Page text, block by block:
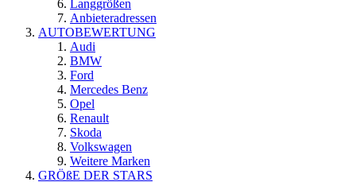
Langgrößen
Anbieteradressen
AUTOBEWERTUNG
Audi
BMW
Ford
Mercedes Benz
Opel
Renault
Skoda
Volkswagen
Weitere Marken
GRÖßE DER STARS